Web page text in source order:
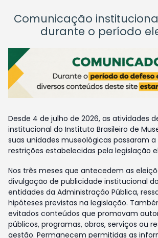
Comunicação
durante o período
Desde 4 de julho de 2026, as atividades
institucional do Instituto Brasileiro de
suas unidades museológicas passaram a
restrições estabelecidas pela legislação
Nos três meses que antecedem as
divulgação de publicidade institucional
entidades da Administração Pública,
hipóteses previstas na legislação.
evitados conteúdos que promovam
públicos, programas, obras, serviços ou
gestão. Permanecem permitidas as